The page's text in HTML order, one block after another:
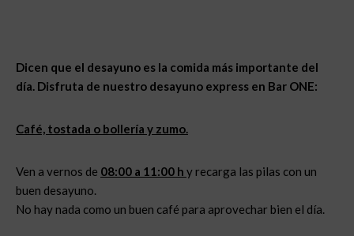
Dicen que el desayuno es la comida más importante del
día. Disfruta de nuestro desayuno express en Bar ONE:
Café, tostada o bollería y zumo.
Ven a vernos de 08:00 a 11:00 h y recarga las pilas con un
buen desayuno.
No hay nada como un buen café para aprovechar bien el día.